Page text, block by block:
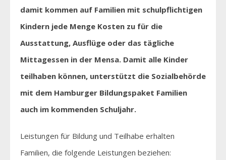
damit kommen auf Familien mit schulpflichtigen
Kindern jede Menge Kosten zu für die
Ausstattung, Ausflüge oder das tägliche
Mittagessen in der Mensa. Damit alle Kinder
teilhaben können, unterstützt die Sozialbehörde
mit dem Hamburger Bildungspaket Familien
auch im kommenden Schuljahr.
Leistungen für Bildung und Teilhabe erhalten
Familien, die folgende Leistungen beziehen: